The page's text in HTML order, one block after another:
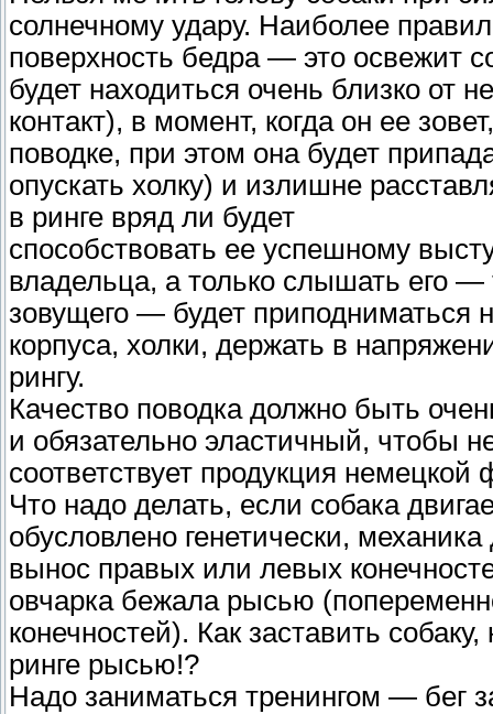
солнечному удару. Наиболее
поверхность бедра — это освежит
будет находиться очень близко от
контакт), в момент, когда он ее
поводке, при этом она будет
опускать холку) и излишне
в ринге вряд ли будет
способствовать ее успешному
владельца, а только слышать его —
зовущего — будет приподниматься
корпуса, холки, держать в
рингу.
Качество поводка должно быть
и обязательно эластичный, чтобы
соответствует продукция
Что надо делать, если собака
обусловлено генетически,
вынос правых или левых
овчарка бежала рысью
конечностей). Как заставить
ринге рысью!?
Надо заниматься тренингом — бег